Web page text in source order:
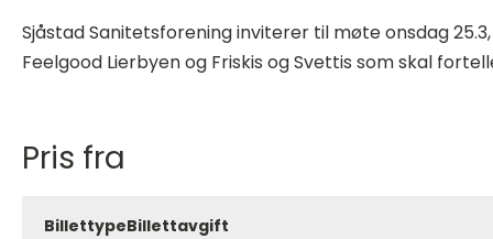
Sjåstad Sanitetsforening inviterer til møte onsdag
Feelgood Lierbyen og Friskis og Svettis som skal
Pris fra
BillettypeBillettavgift